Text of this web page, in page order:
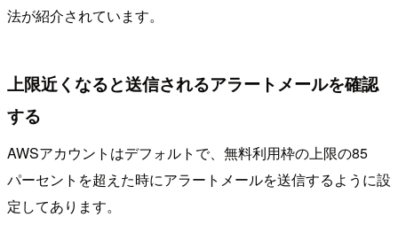
法が紹介されています。
上限近くなると送信されるアラートメールを確認
する
AWSアカウントはデフォルトで、無料利用枠の上限の85
パーセントを超えた時にアラートメールを送信するように設
定してあります。